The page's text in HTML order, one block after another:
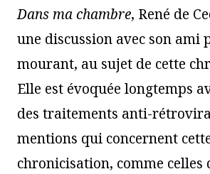
Dans ma chambre, René de
une discussion avec son ami
mourant, au sujet de cette
Elle est évoquée longtemps
des traitements anti-
mentions qui concernent
chronicisation, comme celles